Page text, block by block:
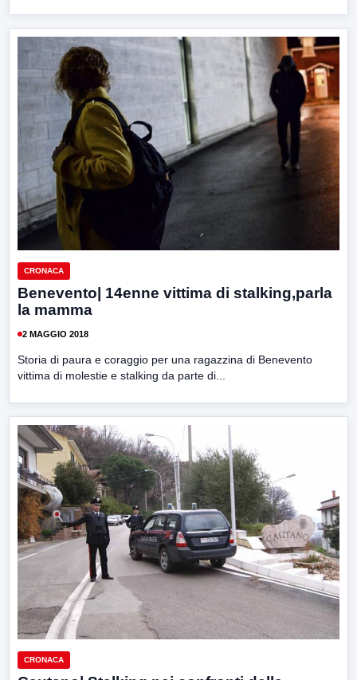
CRONACA
Benevento| 14enne vittima di stalking,parla
la mamma
2 MAGGIO 2018
Storia di paura e coraggio per una ragazzina di Benevento
vittima di molestie e stalking da parte di...
CRONACA